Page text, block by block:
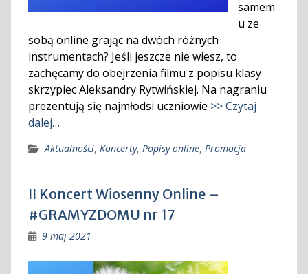
samem
u ze
sobą online grając na dwóch różnych
instrumentach? Jeśli jeszcze nie wiesz, to
zachęcamy do obejrzenia filmu z popisu klasy
skrzypiec Aleksandry Rytwińskiej. Na nagraniu
prezentują się najmłodsi uczniowie >> Czytaj
dalej…
Aktualności, Koncerty, Popisy online, Promocja
II Koncert Wiosenny Online –
#GRAMYZDOMU nr 17
9 maj 2021